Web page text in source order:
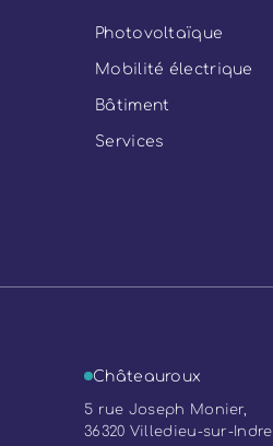
Photovoltaïque
Mobilité électrique
Bâtiment
Services
Châteauroux
5 rue Joseph Monier,
36320 Villedieu-sur-Indre